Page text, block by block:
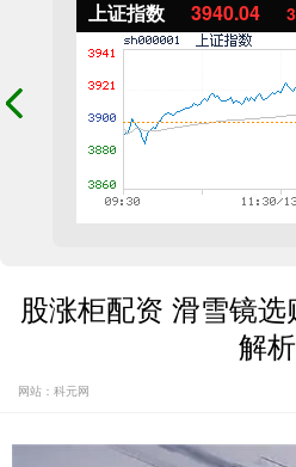
上证指数 3940.04
股涨柜配资 滑雪镜
解析
网站：科元网